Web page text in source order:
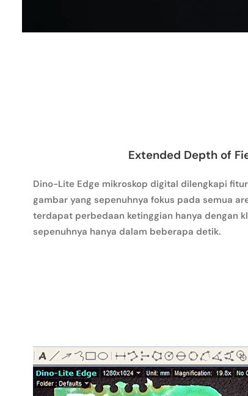
Extended Depth of
Dino-Lite Edge mikroskop digital dilengkapi
gambar yang sepenuhnya fokus pada semua
terdapat perbedaan ketinggian hanya dengan
sepenuhnya hanya dalam beberapa detik.